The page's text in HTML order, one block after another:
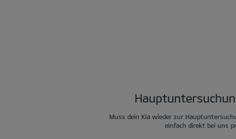
Muss dein Kia wieder zur
einfach direkt bei uns